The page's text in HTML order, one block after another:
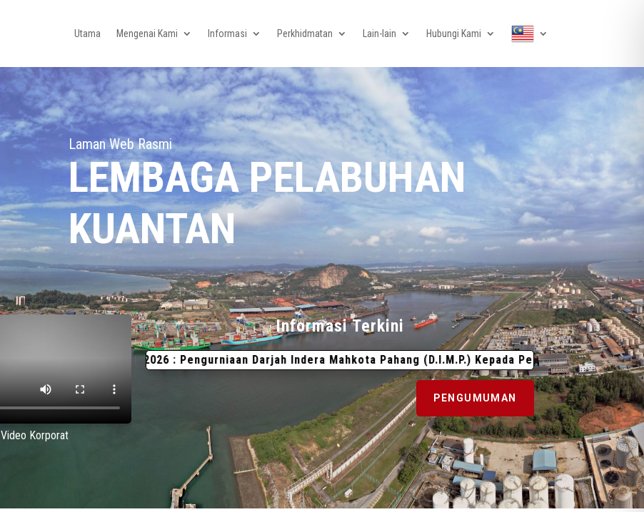
Utama Mengenai Kami Informasi Perkhidmatan Lain-lain Hubungi Kami
Laman Web Rasmi
LEMBAGA PELABUHAN
KUANTAN
Video Korporat
Informasi Terkini
1 Ogos 2026 : Pengurniaan Darjah Indera Mahkota Pahang (D.I.M.P.) Kepada Pengurus Besar Lembaga
PENGUMUMAN